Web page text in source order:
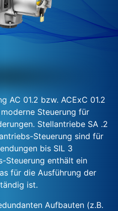
AC 01.2 bzw. ACExC 01.2
Steuerung für
Stellantriebe SA .2
Steuerung sind für
bis SIL 3
Steuerung enthält ein
für die Ausführung der
ist.
Aufbauten (z.B.